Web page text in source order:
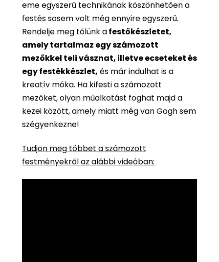
eme egyszerű technikának köszönhetően a
festés sosem volt még ennyire egyszerű.
Rendelje meg tőlünk afestőkészletet,
amely tartalmaz egy számozott
mezőkkel teli vásznat, illetve ecseteket és
egy festékkészlet, és már indulhat is a
kreatív móka. Ha kifesti a számozott
mezőket, olyan műalkotást foghat majd a
kezei között, amely miatt még van Gogh sem
szégyenkezne!
Tudjon meg többet a számozott
festményekről az alábbi videóban: